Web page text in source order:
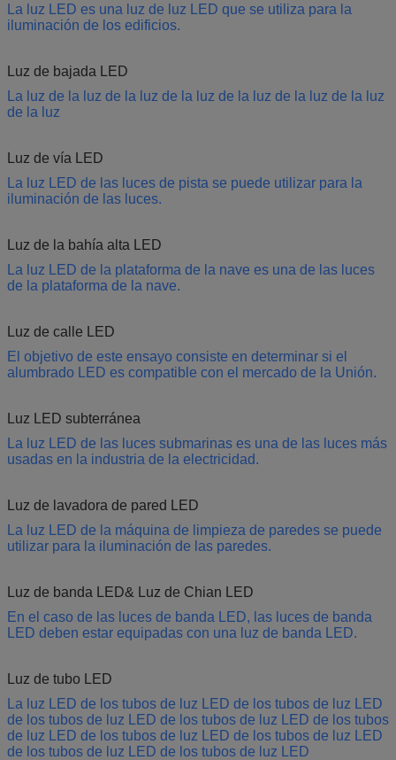
La luz LED es una luz de luz LED que se utiliza para la
iluminación de los edificios.
Luz de bajada LED
La luz de la luz de la luz de la luz de la luz de la luz de la luz
de la luz
Luz de vía LED
La luz LED de las luces de pista se puede utilizar para la
iluminación de las luces.
Luz de la bahía alta LED
La luz LED de la plataforma de la nave es una de las luces
de la plataforma de la nave.
Luz de calle LED
El objetivo de este ensayo consiste en determinar si el
alumbrado LED es compatible con el mercado de la Unión.
Luz LED subterránea
La luz LED de las luces submarinas es una de las luces más
usadas en la industria de la electricidad.
Luz de lavadora de pared LED
La luz LED de la máquina de limpieza de paredes se puede
utilizar para la iluminación de las paredes.
Luz de banda LED& Luz de Chian LED
En el caso de las luces de banda LED, las luces de banda
LED deben estar equipadas con una luz de banda LED.
Luz de tubo LED
La luz LED de los tubos de luz LED de los tubos de luz LED
de los tubos de luz LED de los tubos de luz LED de los tubos
de luz LED de los tubos de luz LED de los tubos de luz LED
de los tubos de luz LED de los tubos de luz LED